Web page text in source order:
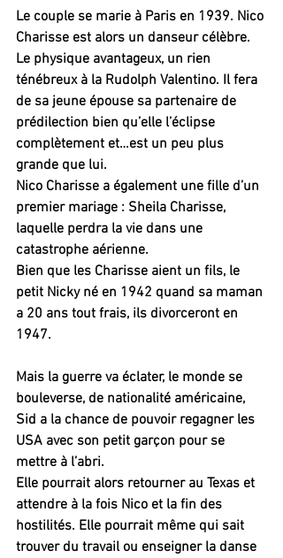
Le couple se marie à Paris en 1939. Nico
Charisse est alors un danseur célèbre.
Le physique avantageux, un rien
ténébreux à la Rudolph Valentino. Il fera
de sa jeune épouse sa partenaire de
prédilection bien qu’elle l’éclipse
complètement et…est un peu plus
grande que lui.
Nico Charisse a également une fille d’un
premier mariage : Sheila Charisse,
laquelle perdra la vie dans une
catastrophe aérienne.
Bien que les Charisse aient un fils, le
petit Nicky né en 1942 quand sa maman
a 20 ans tout frais, ils divorceront en
1947.
Mais la guerre va éclater, le monde se
bouleverse, de nationalité américaine,
Sid a la chance de pouvoir regagner les
USA avec son petit garçon pour se
mettre à l’abri.
Elle pourrait alors retourner au Texas et
attendre à la fois Nico et la fin des
hostilités. Elle pourrait même qui sait
trouver du travail ou enseigner la danse